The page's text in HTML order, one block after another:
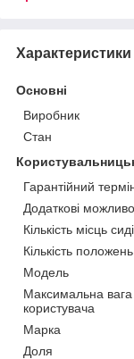
Характеристики
Основні
Виробник
Стан
Гарантійний
Додаткові
Кількість місць
Кількість
Мoдель
Максимальна вага
користувача
Марка
Доля